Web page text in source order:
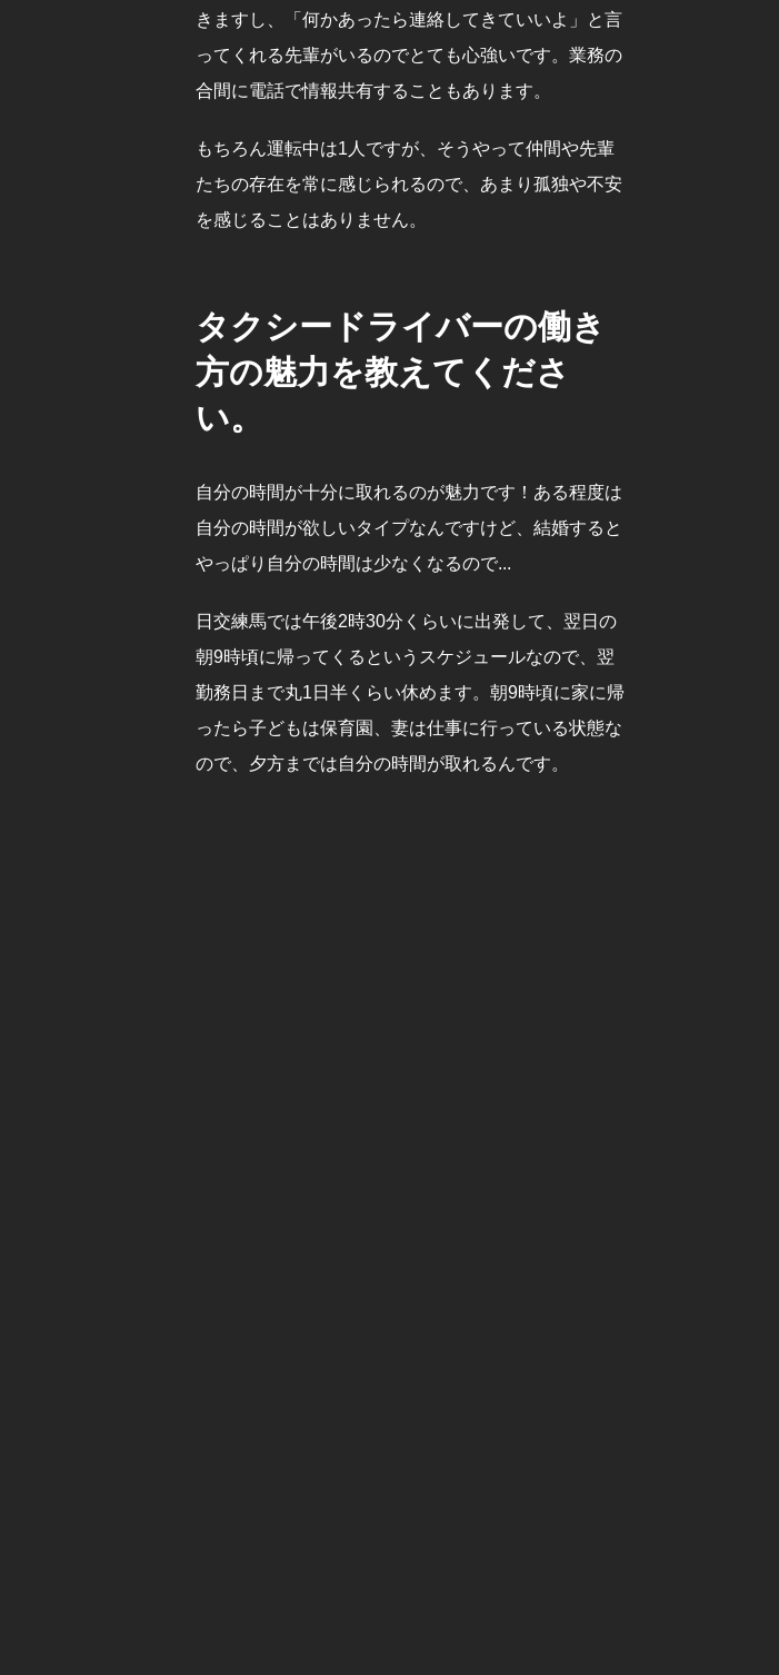
きますし、「何かあったら連絡してきていいよ」と言
ってくれる先輩がいるのでとても心強いです。業務の
合間に電話で情報共有することもあります。
もちろん運転中は1人ですが、そうやって仲間や先輩
たちの存在を常に感じられるので、あまり孤独や不安
を感じることはありません。
タクシードライバーの働き
方の魅力を教えてくださ
い。
自分の時間が十分に取れるのが魅力です！ある程度は
自分の時間が欲しいタイプなんですけど、結婚すると
やっぱり自分の時間は少なくなるので...
日交練馬では午後2時30分くらいに出発して、翌日の
朝9時頃に帰ってくるというスケジュールなので、翌
勤務日まで丸1日半くらい休めます。朝9時頃に家に帰
ったら子どもは保育園、妻は仕事に行っている状態な
ので、夕方までは自分の時間が取れるんです。